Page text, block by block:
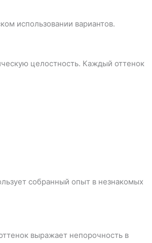
использовании вариантов.
целостность. Каждый оттенок
собранный опыт в незнакомых
выражает непорочность в